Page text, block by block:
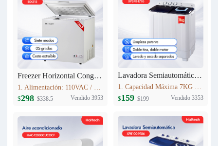
Freezer Horizontal Congelador Nevera 7.6cu.ft (215L) BD-215C
$298 $338.5 Vendido 3953
Lavadora Semiautomática 7KG XPB70-1776
1. Capacidad Máxima 7KG 2. Panel de control 3. Lavado y centrifugadopor separado 4. Peso neto: 16.5kg 5. Dimensiones del producto:723mm*406mm*819mm
$159 $199 Vendido 3353